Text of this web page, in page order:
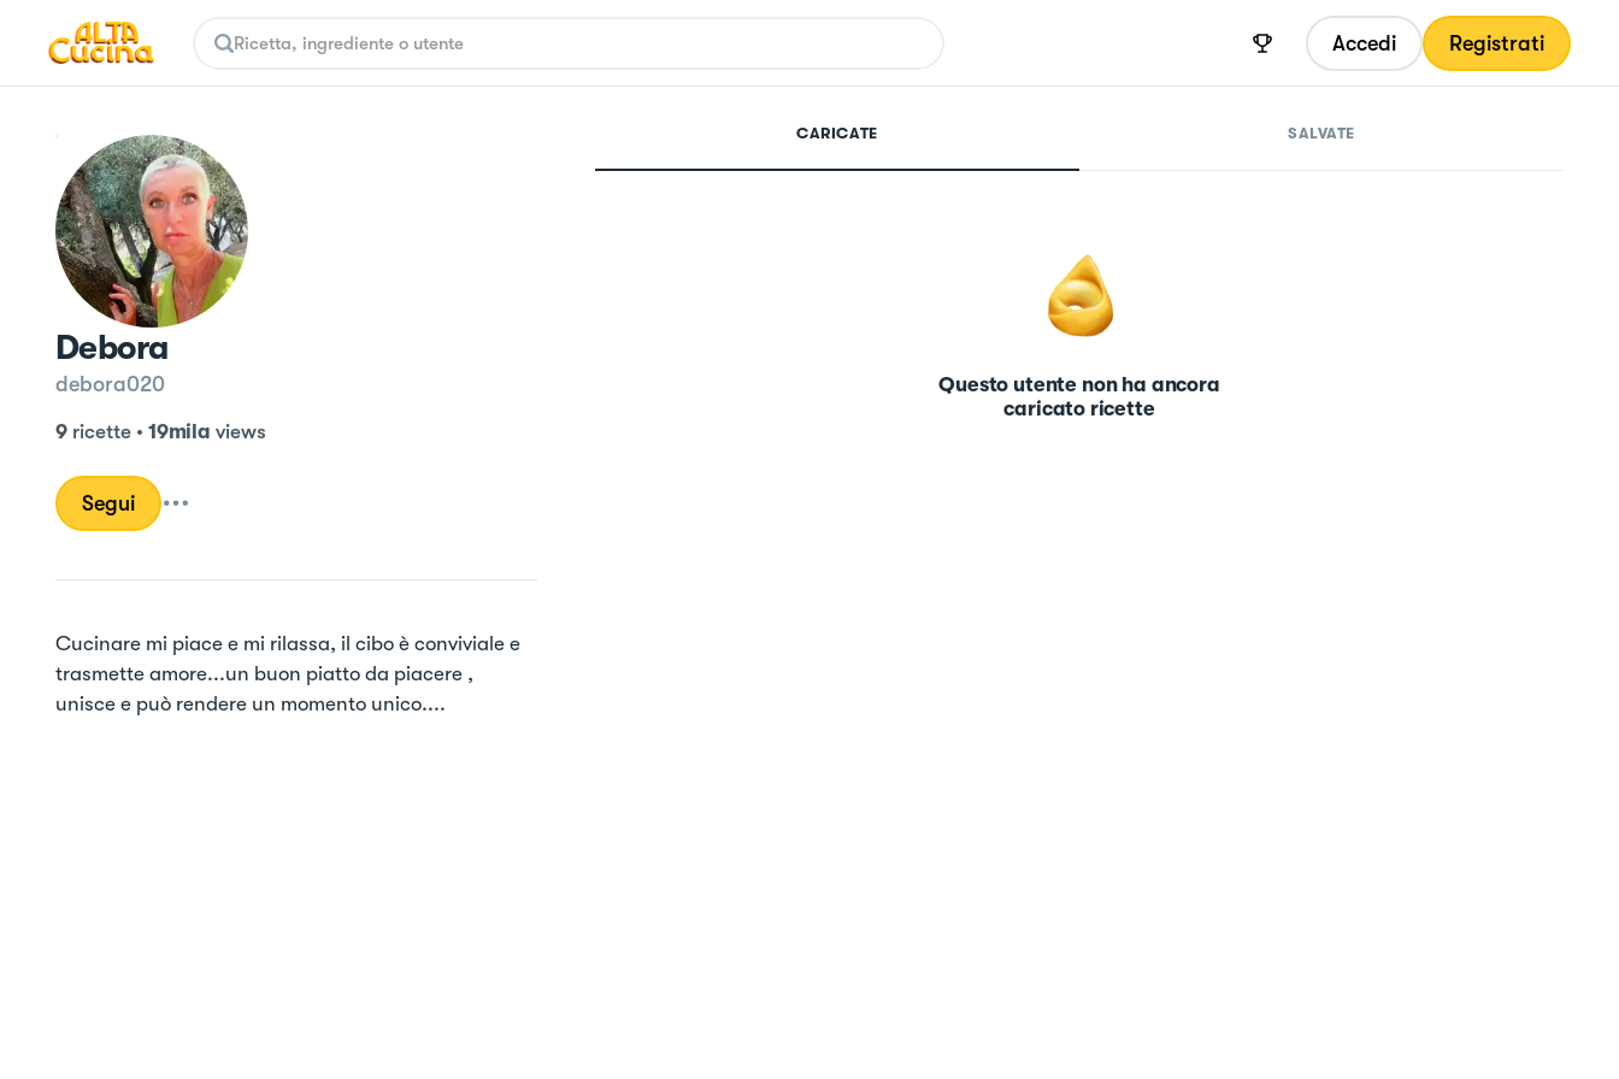
Accedi Registrati
Debora
debora020
9 ricette• 19mila views
Segui
Cucinare mi piace e mi rilassa, il cibo è conviviale e
trasmette amore...un buon piatto da piacere ,
unisce e può rendere un momento unico....
CARICATE SALVATE
Questo utente non ha ancora
caricato ricette